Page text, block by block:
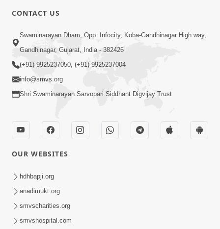
CONTACT US
Swaminarayan Dham, Opp. Infocity, Koba-Gandhinagar High way,
Gandhinagar, Gujarat, India - 382426
(+91) 9925237050, (+91) 9925237004
info@smvs.org
Shri Swaminarayan Sarvopari Siddhant Digvijay Trust
OUR WEBSITES
hdhbapji.org
anadimukt.org
smvscharities.org
smvshospital.com